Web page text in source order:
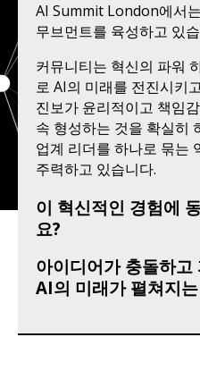
AI Summit London에서
무브먼트를 육성하고 있
커뮤니티는 혁신의 파워
로 AI의 미래를 전진시키
진보가 윤리적이고 책임
속 형성하는 것을 확실히
업계 리더를 하나로 묶는
주력하고 있습니다.
이 혁신적인 경험에
요?
아이디어가 충돌하고
AI의 미래가 펼쳐지